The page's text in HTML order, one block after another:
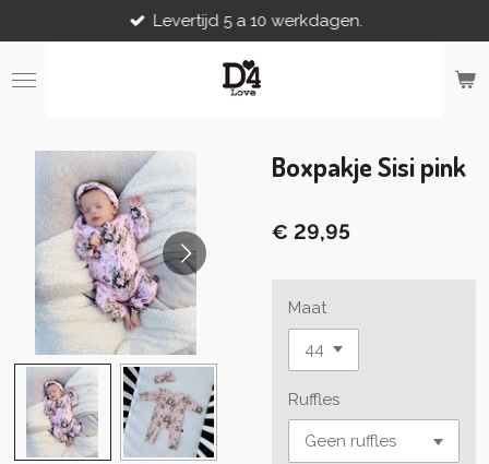
direct
naar
de
Levertijd 5 a 10 werkdagen.
Boxpakje Sisi pink
€ 29,95
Maat
Ruffles